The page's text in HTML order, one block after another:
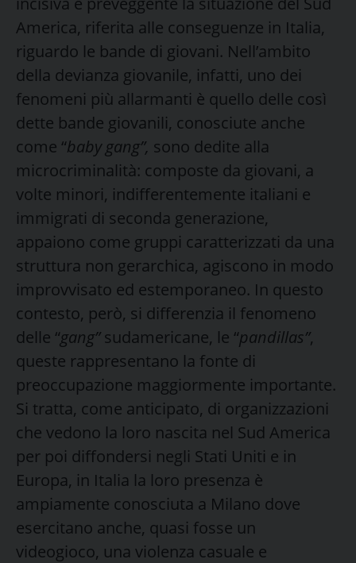
America, riferita alle conseguenze in Italia,
riguardo le bande di giovani. Nell’ambito
della devianza giovanile, infatti, uno dei
fenomeni più allarmanti è quello delle così
dette bande giovanili, conosciute anche
come “baby gang”, sono dedite alla
microcriminalità: composte da giovani, a
volte minori, indifferentemente italiani e
immigrati di seconda generazione,
appaiono come gruppi caratterizzati da una
struttura non gerarchica, agiscono in modo
improvvisato ed estemporaneo. In questo
contesto, però, si differenzia il fenomeno
delle “gang”sudamericane, le “pandillas”,
queste rappresentano la fonte di
preoccupazione maggiormente importante.
Si tratta, come anticipato, di organizzazioni
che vedono la loro nascita nel Sud America
per poi diffondersi negli Stati Uniti e in
Europa, in Italia la loro presenza è
ampiamente conosciuta a Milano dove
esercitano anche, quasi fosse un
videogioco, una violenza casuale e